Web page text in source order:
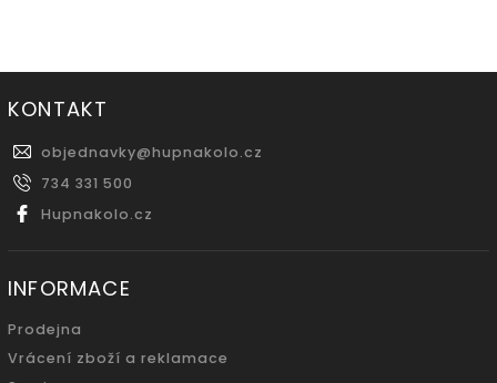
KONTAKT
objednavky@hupnakolo.cz
734 331 500
Hupnakolo.cz
INFORMACE
Prodejna
Vrácení zboží a reklamace